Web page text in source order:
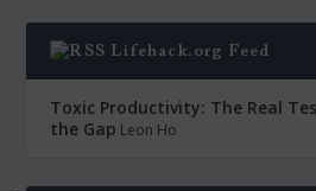
Lifehack.org Feed
Toxic Productivity: The Real
the Gap Leon Ho